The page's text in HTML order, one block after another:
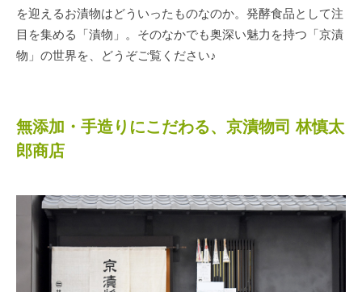
を迎えるお漬物はどういったものなのか。発酵食品として注
目を集める「漬物」。そのなかでも奥深い魅力を持つ「京漬
物」の世界を、どうぞご覧ください♪
無添加・手造りにこだわる、京漬物司 林慎太
郎商店